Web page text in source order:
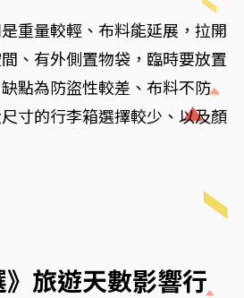
重量較輕、布料能延展，拉開
、有外側置物袋，臨時要放置
點為防盜性較差、布料不防
寸的行李箱選擇較少、以及顏
旅遊天數影響行